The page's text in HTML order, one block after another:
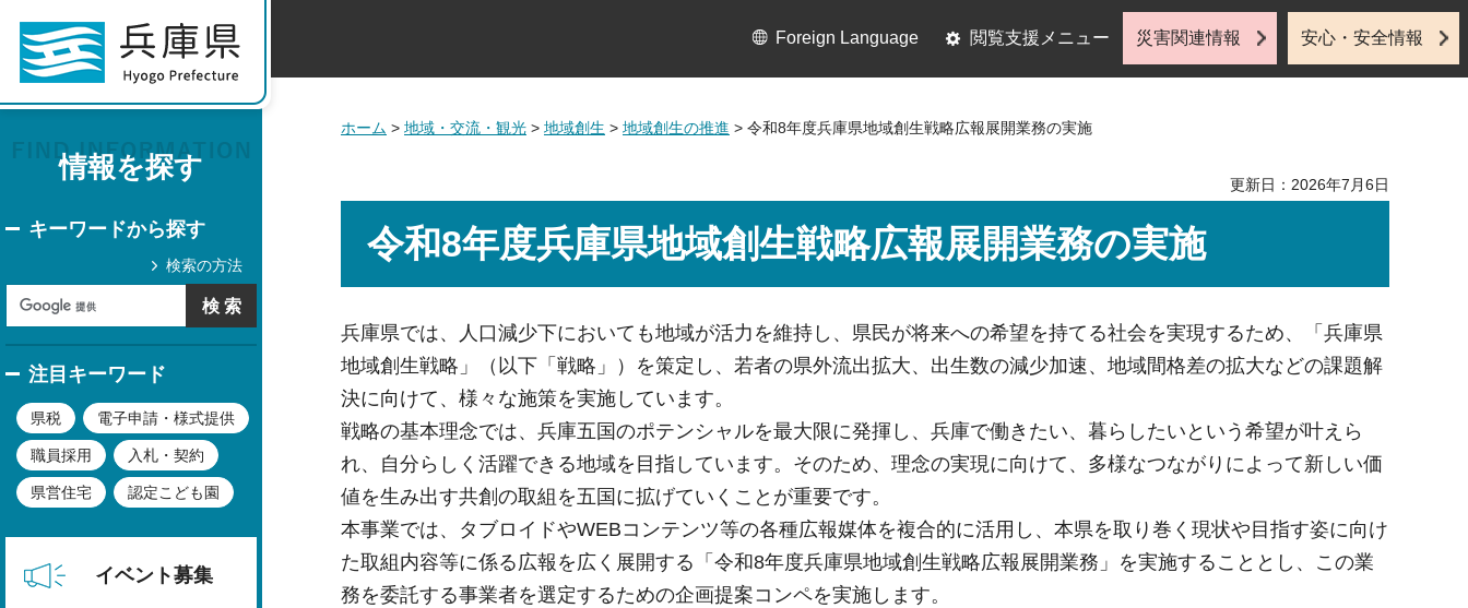
情報を探す
キーワードから探す
検索の方法
注目キーワード
県税 電子申請・様式提供
職員採用 入札・契約
県営住宅 認定こども園
イベント募集
Foreign Language 閲覧支援メニュー 災害関連情報 安心・安全情報
ホーム > 地域・交流・観光 > 地域創生 > 地域創生の推進 > 令和8年度兵庫県地域創生戦略広報展開業務の実施
更新日：2026年7月6日
令和8年度兵庫県地域創生戦略広報展開業務の実施
兵庫県では、人口減少下においても地域が活力を維持し、県民が将来への希望を持てる社会を実現するため、「兵庫県
地域創生戦略」（以下「戦略」）を策定し、若者の県外流出拡大、出生数の減少加速、地域間格差の拡大などの課題解
決に向けて、様々な施策を実施しています。
戦略の基本理念では、兵庫五国のポテンシャルを最大限に発揮し、兵庫で働きたい、暮らしたいという希望が叶えら
れ、自分らしく活躍できる地域を目指しています。そのため、理念の実現に向けて、多様なつながりによって新しい価
値を生み出す共創の取組を五国に拡げていくことが重要です。
本事業では、タブロイドやWEBコンテンツ等の各種広報媒体を複合的に活用し、本県を取り巻く現状や目指す姿に向け
た取組内容等に係る広報を広く展開する「令和8年度兵庫県地域創生戦略広報展開業務」を実施することとし、この業
務を委託する事業者を選定するための企画提案コンペを実施します。